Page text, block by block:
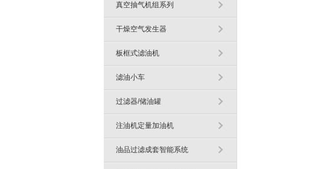
真空抽气机组系列
干燥空气发生器
板框式滤油机
滤油小车
过滤器/储油罐
注油机定量加油机
油品过滤成套智能系统